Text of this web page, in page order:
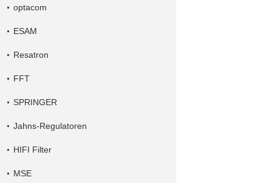
optacom
ESAM
Resatron
FFT
SPRINGER
Jahns-Regulatoren
HIFI Filter
MSE